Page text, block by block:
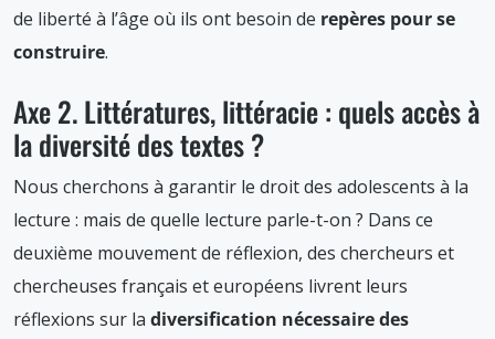
de liberté à l’âge où ils ont besoin de repères pour se
construire.
Axe 2. Littératures, littéracie : quels accès à
la diversité des textes ?
Nous cherchons à garantir le droit des adolescents à la
lecture : mais de quelle lecture parle-t-on ? Dans ce
deuxième mouvement de réflexion, des chercheurs et
chercheuses français et européens livrent leurs
réflexions sur la diversification nécessaire des